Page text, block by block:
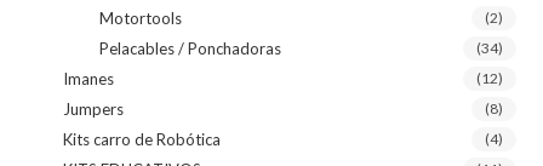
Motortools (2)
Pelacables / Ponchadoras (34)
Imanes (12)
Jumpers (8)
Kits carro de Robótica (4)